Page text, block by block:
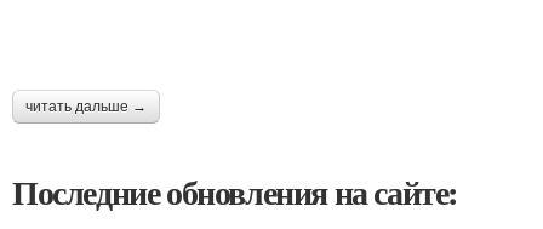
читать дальше →
Последние обновления на сайте: